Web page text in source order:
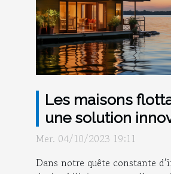
Les maisons
une solution
Mer. 04/10/2023 19:11
Dans notre quête constante